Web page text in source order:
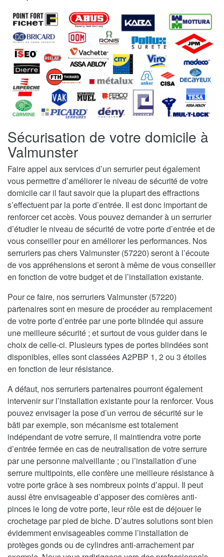
Sécurisation de votre domicile à
Valmunster
Faire appel aux services d’un serrurier peut également
vous permettre d’améliorer le niveau de sécurité de votre
domicile car il faut savoir que la plupart des effractions
s’effectuent par la porte d’entrée. Il est donc important de
renforcer cet accès. Vous pouvez demander à un serrurier
d’étudier le niveau de sécurité de votre porte d’entrée et de
vous conseiller pour en améliorer les performances. Nos
serruriers pas chers Valmunster (57220) seront à l’écoute
de vos appréhensions et seront à même de vous conseiller
en fonction de votre budget et de l’installation existante.
Pour ce faire, nos serruriers Valmunster (57220)
partenaires sont en mesure de procéder au remplacement
de votre porte d’entrée par une porte blindée qui assure
une meilleure sécurité ; et surtout de vous guider dans le
choix de celle-ci. Plusieurs types de portes blindées sont
disponibles, elles sont classées A2PBP 1, 2 ou 3 étoiles
en fonction de leur résistance.
A défaut, nos serruriers partenaires pourront également
intervenir sur l’installation existante pour la renforcer. Vous
pouvez envisager la pose d’un verrou de sécurité sur le
bâti par exemple, son mécanisme est totalement
indépendant de votre serrure, il maintiendra votre porte
d’entrée fermée en cas de neutralisation de votre serrure
par une personne malveillante ; ou l’installation d’une
serrure multipoints, elle confère une meilleure résistance à
votre porte grâce à ses nombreux points d’appui. Il peut
aussi être envisageable d’apposer des cornières anti-
pinces le long de votre porte, leur rôle est de déjouer le
crochetage par pied de biche. D’autres solutions sont bien
évidemment envisageables comme l’installation de
protèges gonds ou de cylindres anti-arrachement par